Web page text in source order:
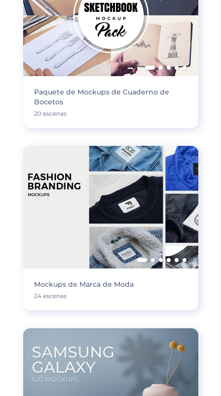
Paquete de Mockups de Cuaderno de
Bocetos
20 escenas
Mockups de Marca de Moda
24 escenas